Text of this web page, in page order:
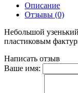
Описание
Отзывы (0)
Небольшой
пластиковым
Написать отзыв
Ваше имя: